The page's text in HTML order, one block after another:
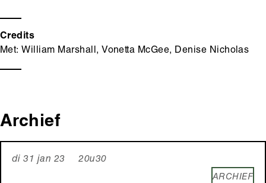
Credits
Met: William Marshall, Vonetta McGee, Denise Nicholas
Archief
di 31 jan 23 20u30
ARCHIEF